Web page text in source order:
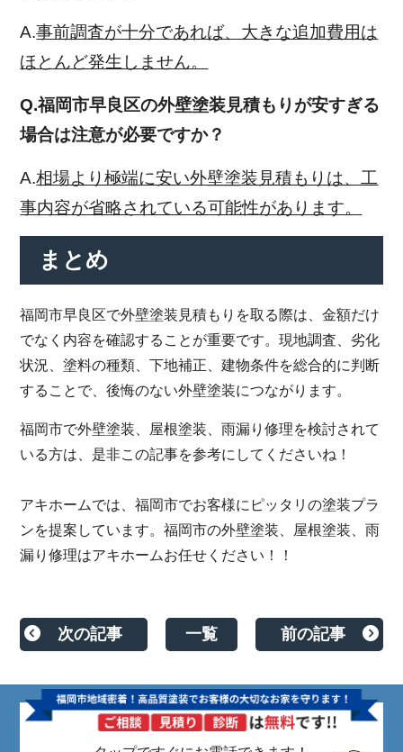
A.事前調査が十分であれば、大きな追加費用は
ほとんど発生しません。
Q.福岡市早良区の外壁塗装見積もりが安すぎる
場合は注意が必要ですか？
A.相場より極端に安い外壁塗装見積もりは、工
事内容が省略されている可能性があります。
まとめ
福岡市早良区で外壁塗装見積もりを取る際は、金額だけ
でなく内容を確認することが重要です。現地調査、劣化
状況、塗料の種類、下地補正、建物条件を総合的に判断
することで、後悔のない外壁塗装につながります。
福岡市で外壁塗装、屋根塗装、雨漏り修理を検討されて
いる方は、是非この記事を参考にしてくださいね！
アキホームでは、福岡市でお客様にピッタリの塗装プラ
ンを提案しています。福岡市の外壁塗装、屋根塗装、雨
漏り修理はアキホームお任せください！！
次の記事 一覧 前の記事